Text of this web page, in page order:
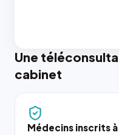
Une
cabinet
Médecins inscrits